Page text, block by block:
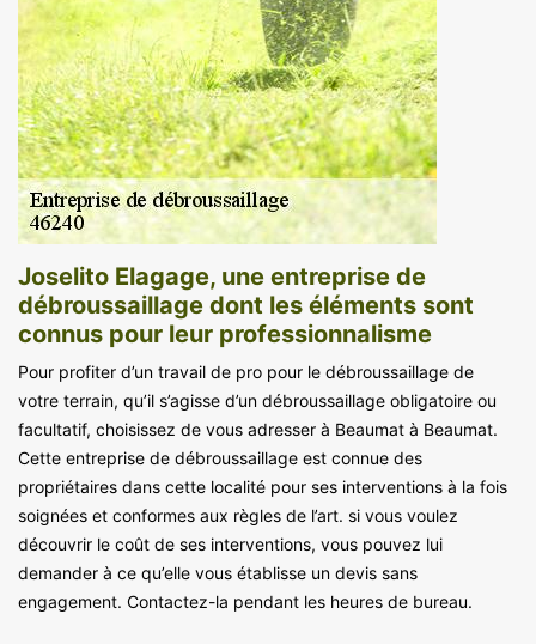
Joselito Elagage, une entreprise de
débroussaillage dont les éléments sont
connus pour leur professionnalisme
Pour profiter d’un travail de pro pour le débroussaillage de
votre terrain, qu’il s’agisse d’un débroussaillage obligatoire ou
facultatif, choisissez de vous adresser à Beaumat à Beaumat.
Cette entreprise de débroussaillage est connue des
propriétaires dans cette localité pour ses interventions à la fois
soignées et conformes aux règles de l’art. si vous voulez
découvrir le coût de ses interventions, vous pouvez lui
demander à ce qu’elle vous établisse un devis sans
engagement. Contactez-la pendant les heures de bureau.